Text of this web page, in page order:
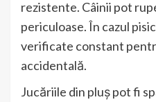
rezistente. Câinii pot
periculoase. În cazul
verificate constant
accidentală.
Jucăriile din pluș pot fi